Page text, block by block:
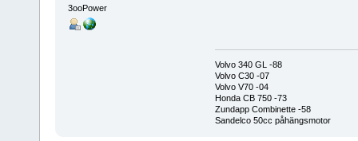
3ooPower
Volvo 340 GL -88
Volvo C30 -07
Volvo V70 -04
Honda CB 750 -73
Zundapp Combinette -58
Sandelco 50cc påhängsmotor